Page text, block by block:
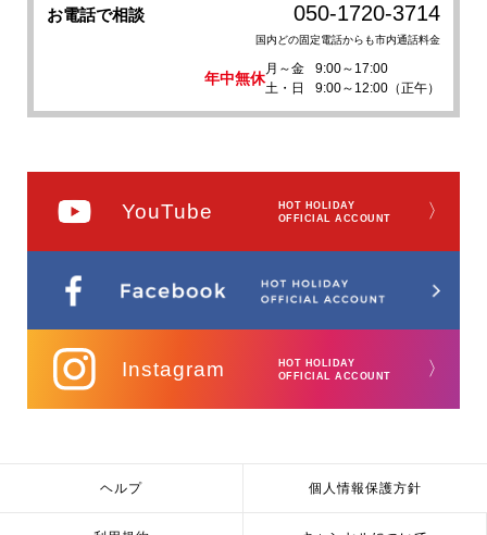
お電話で相談 050-1720-3714
国内どの固定電話からも市内通話料金
年中無休
月～金
9:00～17:00
土・日
9:00～12:00（正午）
YouTube
HOT HOLIDAY
OFFICIAL ACCOUNT
〉
Instagram
HOT HOLIDAY
OFFICIAL ACCOUNT
〉
ヘルプ 個人情報保護方針